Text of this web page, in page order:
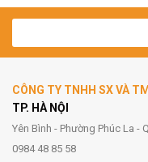
CÔNG TY TNHH SX VÀ
TP. HÀ NỘI
Yên Bình - Phường Phúc La -
0984 48 85 58